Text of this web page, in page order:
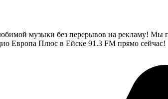
музыки без перерывов на рекламу! Мы
Европа Плюс в Ейске 91.3 FM прямо сейчас!